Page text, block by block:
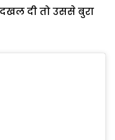
दी तो उससे बुरा